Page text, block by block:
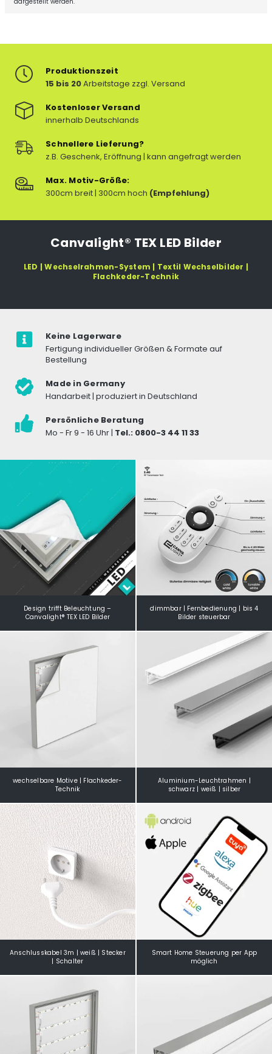
Produktionszeit
15 bis 20Arbeitstage zzgl. Versand
Kostenloser Versand
innerhalb Deutschlands
Schnellere Lieferung?
z.B. Geschenk, Eröffnung | kann angefragt werden
Max. Motiv-Größe:
300cm breit | 300cm hoch (Empfehlung)
Canvalight® TEX LED Bilder
LED | Wechselrahmen-System | Textil Wechselbilder |
Flachkeder-Technik
Keine Lagerware
Fertigung individueller Größen & Formate auf
Bestellung
Made in Germany
Handarbeit | produziert in Deutschland
Persönliche Beratung
Mo - Fr 9 - 16 Uhr | Tel.: 0800-3 44 11 33
Design trifft Beleuchtung –
Canvalight® TEX LED Bilder
dimmbar | Fernbedienung | bis 4
Bilder steuerbar
wechselbare Motive | Flachkeder-
Technik
Aluminium-Leuchtrahmen |
schwarz | weiß | silber
Anschlusskabel 3m | weiß | Stecker
| Schalter
Smart Home Steuerung per App
möglich